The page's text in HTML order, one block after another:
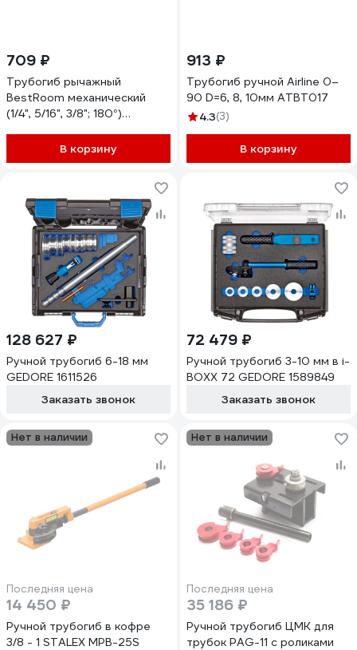
709 ₽
Трубогиб рычажный
BestRoom механический
(1/4", 5/16", 3/8"; 180°)
В корзину
913 ₽
Трубогиб ручной Airline 0–
90 D=6, 8, 10мм ATBT017
4.3(3)
В корзину
128 627 ₽
Ручной трубогиб 6-18 мм
GEDORE 1611526
Заказать звонок
72 479 ₽
Ручной трубогиб 3-10 мм в i-
BOXX 72 GEDORE 1589849
Заказать звонок
Нет в наличии
Последняя цена
14 450 ₽
Ручной трубогиб в кофре
3/8 - 1 STALEX MPB-25S
Нет в наличии
Последняя цена
35 186 ₽
Ручной трубогиб ЦМК для
трубок PAG-11 с роликами